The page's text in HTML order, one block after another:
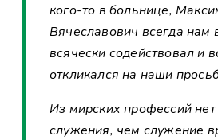
кого-то в больнице,
Вячеславович всегда нам
всячески содействовал и
откликался на наши
Из мирских профессий
служения, чем служение